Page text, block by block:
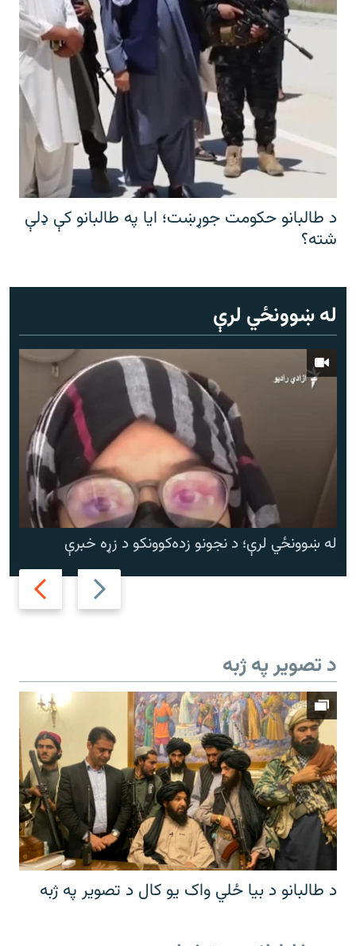
د طالبانو حکومت جوړښت؛ ایا په طالبانو کې ډلې
شته؟
له ښوونځي لرې
Previous
slide
Next
slide
له ښوونځي لرې؛ د نجونو زده‌کوونکو د زړه خبرې
د تصویر په ژبه
د طالبانو د بیا ځلي واک یو کال د تصویر په ژبه